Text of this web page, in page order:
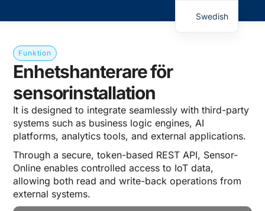
Funktion
Enhetshanterare för
sensorinstallation
It is designed to integrate seamlessly with third-party
systems such as business logic engines, AI
platforms, analytics tools, and external applications.
Through a secure, token-based REST API, Sensor-
Online enables controlled access to IoT data,
allowing both read and write-back operations from
external systems.
Swedish